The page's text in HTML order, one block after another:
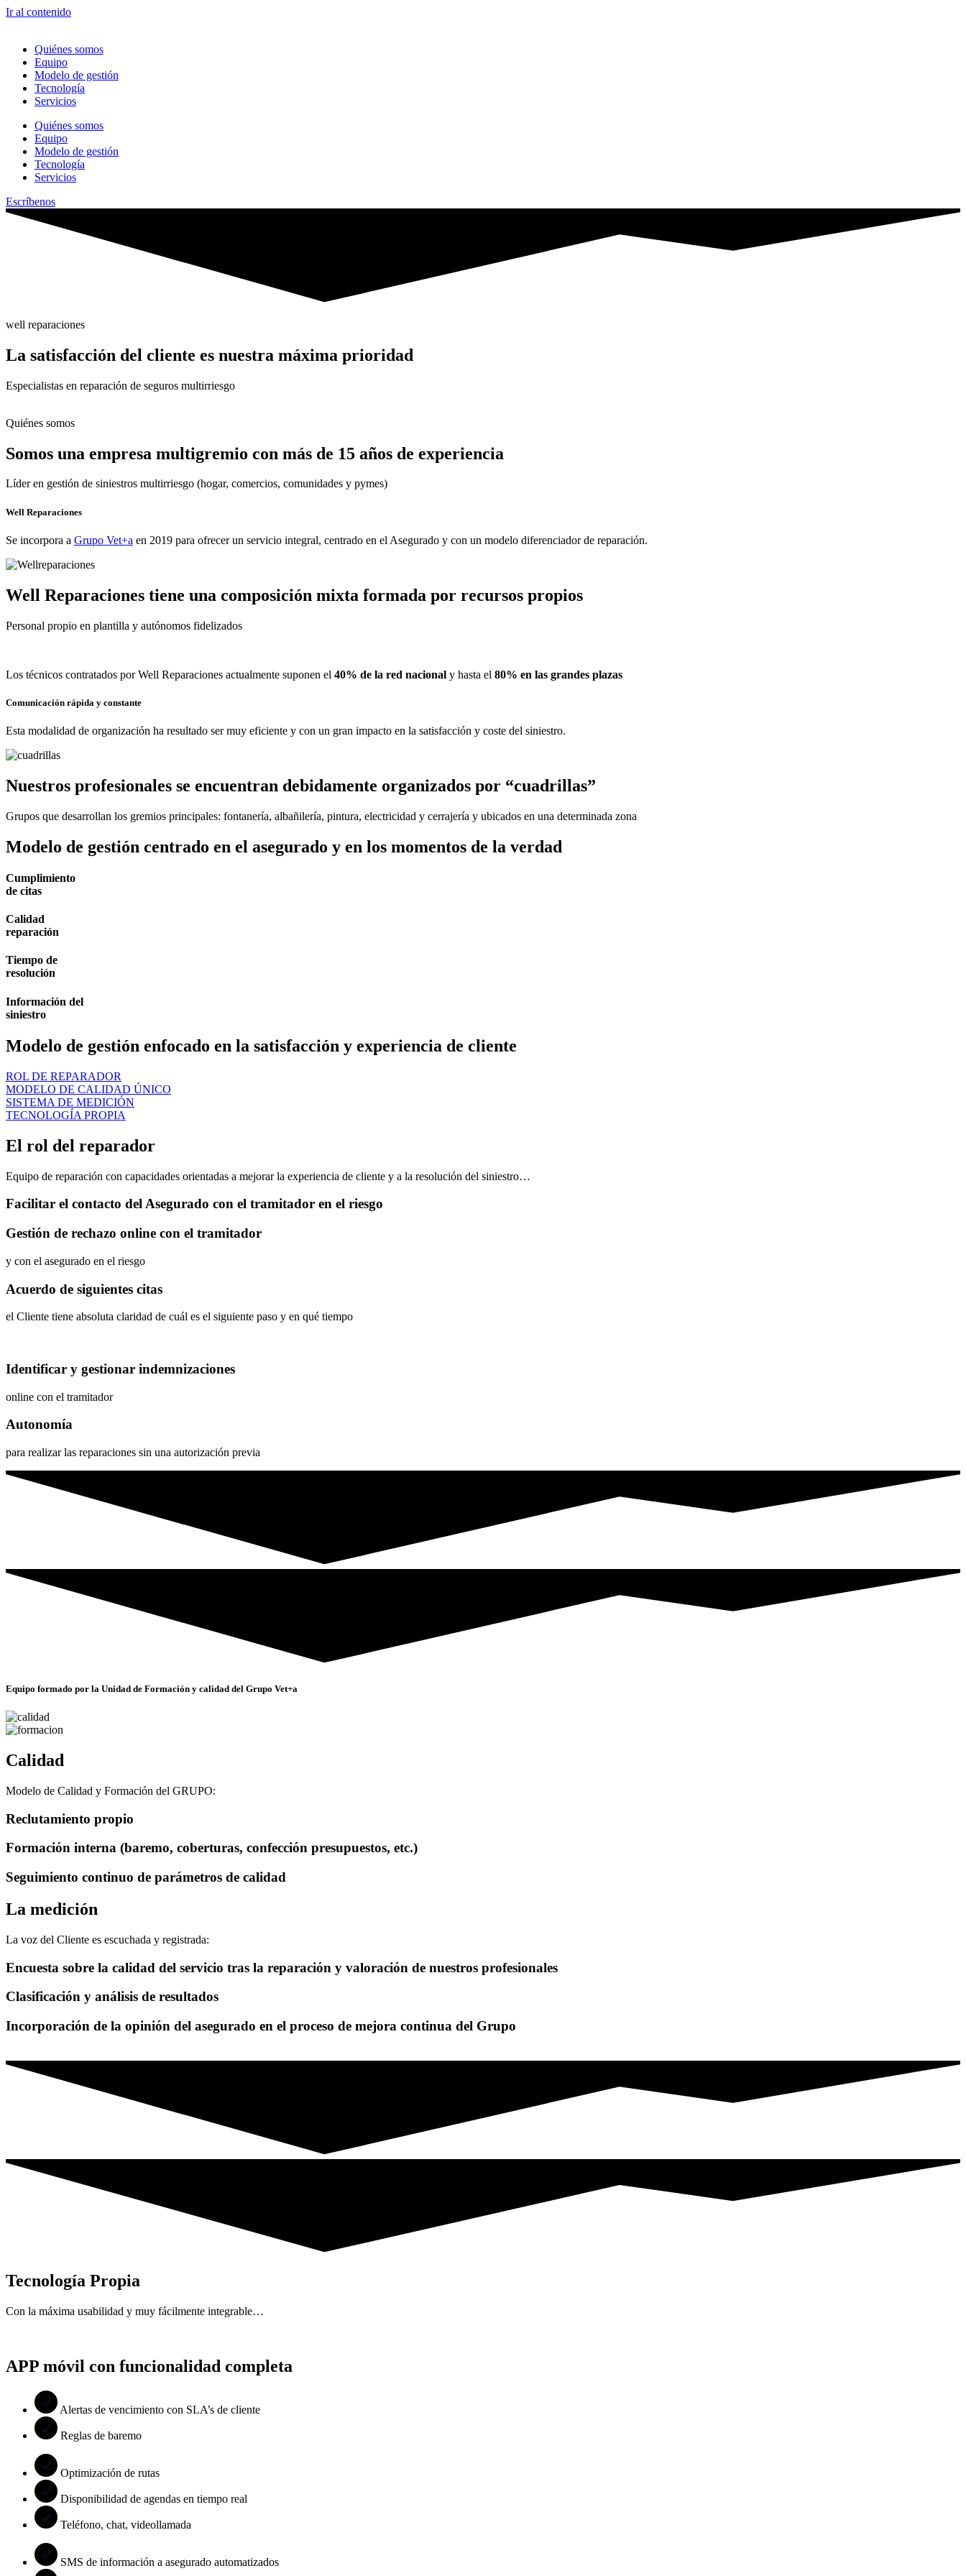
Ir al contenido
Quiénes somos
Equipo
Modelo de gestión
Tecnología
Servicios
Quiénes somos
Equipo
Modelo de gestión
Tecnología
Servicios
Escríbenos
well reparaciones
La satisfacción del cliente es nuestra máxima prioridad
Especialistas en reparación de seguros multirriesgo
Quiénes somos
Somos una empresa multigremio con más de 15 años de experiencia
Líder en gestión de siniestros multirriesgo (hogar, comercios, comunidades y pymes)
Well Reparaciones
Se incorpora a Grupo Vet+a en 2019 para ofrecer un servicio integral, centrado en el Asegurado y con un modelo diferenciador de reparación.
Well Reparaciones tiene una composición mixta formada por recursos propios
Personal propio en plantilla y autónomos fidelizados
Los técnicos contratados por Well Reparaciones actualmente suponen el 40% de la red nacional y hasta el 80% en las grandes plazas
Comunicación rápida y constante
Esta modalidad de organización ha resultado ser muy eficiente y con un gran impacto en la satisfacción y coste del siniestro.
Nuestros profesionales se encuentran debidamente organizados por “cuadrillas”
Grupos que desarrollan los gremios principales: fontanería, albañilería, pintura, electricidad y cerrajería y ubicados en una determinada zona
Modelo de gestión centrado en el asegurado y en los momentos de la verdad
Cumplimiento
de citas
Calidad
reparación
Tiempo de
resolución
Información del
siniestro
Modelo de gestión enfocado en la satisfacción y experiencia de cliente
ROL DE REPARADOR
MODELO DE CALIDAD ÚNICO
SISTEMA DE MEDICIÓN
TECNOLOGÍA PROPIA
El rol del reparador
Equipo de reparación con capacidades orientadas a mejorar la experiencia de cliente y a la resolución del siniestro…
Facilitar el contacto del Asegurado con el tramitador en el riesgo
Gestión de rechazo online con el tramitador
y con el asegurado en el riesgo
Acuerdo de siguientes citas
el Cliente tiene absoluta claridad de cuál es el siguiente paso y en qué tiempo
Identificar y gestionar indemnizaciones
online con el tramitador
Autonomía
para realizar las reparaciones sin una autorización previa
Equipo formado por la Unidad de Formación y calidad del Grupo Vet+a
Calidad
Modelo de Calidad y Formación del GRUPO:
Reclutamiento propio
Formación interna (baremo, coberturas, confección presupuestos, etc.)
Seguimiento continuo de parámetros de calidad
La medición
La voz del Cliente es escuchada y registrada:
Encuesta sobre la calidad del servicio tras la reparación y valoración de nuestros profesionales
Clasificación y análisis de resultados
Incorporación de la opinión del asegurado en el proceso de mejora continua del Grupo
Tecnología Propia
Con la máxima usabilidad y muy fácilmente integrable…
APP móvil con funcionalidad completa
Alertas de vencimiento con SLA’s de cliente
Reglas de baremo
Optimización de rutas
Disponibilidad de agendas en tiempo real
Teléfono, chat, videollamada
SMS de información a asegurado automatizados